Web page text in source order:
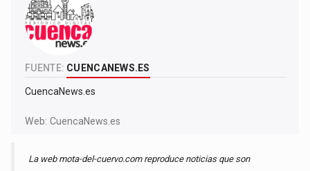
FUENTE: CUENCANEWS.ES
CuencaNews.es
Web:CuencaNews.es
La web mota-del-cuervo.com reproduce noticias que son